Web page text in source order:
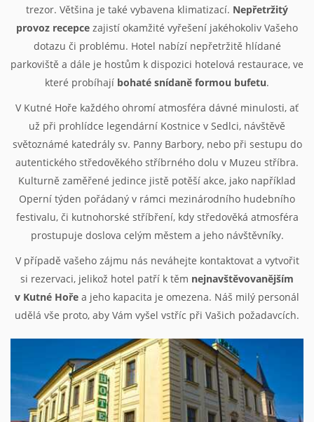
trezor. Většina je také vybavena klimatizací. Nepřetržitý
provoz recepce zajistí okamžité vyřešení jakéhokoliv Vašeho
dotazu či problému. Hotel nabízí nepřetržitě hlídané
parkoviště a dále je hostům k dispozici hotelová restaurace, ve
které probíhají bohaté snídaně formou bufetu.
V Kutné Hoře každého ohromí atmosféra dávné minulosti, ať
už při prohlídce legendární Kostnice v Sedlci, návštěvě
světoznámé katedrály sv. Panny Barbory, nebo při sestupu do
autentického středověkého stříbrného dolu v Muzeu stříbra.
Kulturně zaměřené jedince jistě potěší akce, jako například
Operní týden pořádaný v rámci mezinárodního hudebního
festivalu, či kutnohorské stříbření, kdy středověká atmosféra
prostupuje doslova celým městem a jeho návštěvníky.
V případě vašeho zájmu nás neváhejte kontaktovat a vytvořit
si rezervaci, jelikož hotel patří k těm nejnavštěvovanějším
v Kutné Hoře a jeho kapacita je omezena. Náš milý personál
udělá vše proto, aby Vám vyšel vstříc při Vašich požadavcích.